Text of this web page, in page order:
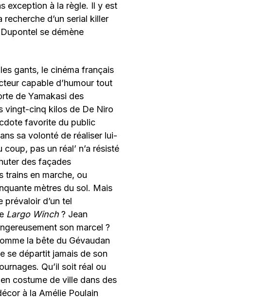
exception à la règle. Il y est
d’un serial killer
se démène
gants, le cinéma français
capable d’humour tout
de Yamakasi des
vingt-cinq kilos de De Niro
favorite du public
sa volonté de réaliser lui-
pas un réal’ n’a résisté
des façades
trains en marche, ou
mètres du sol. Mais
prévaloir d’un tel
Largo Winch ? Jean
son marcel ?
la bête du Gévaudan
se départit jamais de son
Qu’il soit réal ou
costume de ville dans des
à la Amélie Poulain